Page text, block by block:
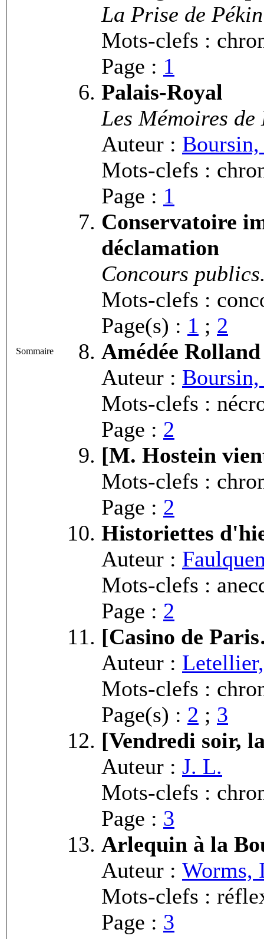
Sommaire
La Prise de
Mots-clefs :
Page : 1
Palais-Royal
Les Mémoires
Auteur :
Mots-clefs :
Page : 1
Conservatoire
déclamation
Concours
Mots-clefs :
Page(s) : 1 ; 2
Amédée Rolland
Auteur :
Mots-clefs :
Page : 2
[M. Hostein
Mots-clefs :
Page : 2
Historiettes
Auteur :
Mots-clefs :
Page : 2
[Casino de
Auteur :
Mots-clefs :
Page(s) : 2 ; 3
[Vendredi soir,
Auteur : J. L.
Mots-clefs :
Page : 3
Arlequin à la
Auteur : Worms,
Mots-clefs :
Page : 3